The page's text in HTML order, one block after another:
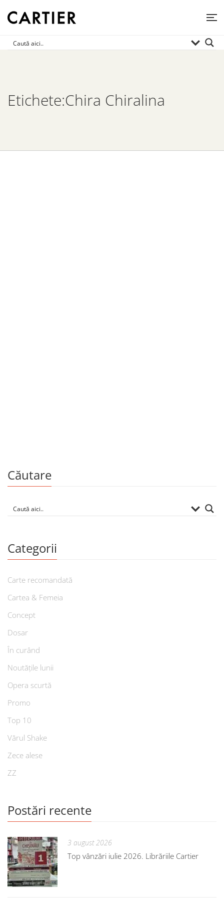
Etichete:Chira Chiralina
Căutare
Categorii
Carte recomandată
Cartea & Femeia
Concept
Dosar
În curând
Noutățile lunii
Opera scurtă
Promo
Top 10
Vărul Shake
Zece alese
ZZ
Postări recente
3 august 2026
Top vânzări iulie 2026. Librăriile Cartier